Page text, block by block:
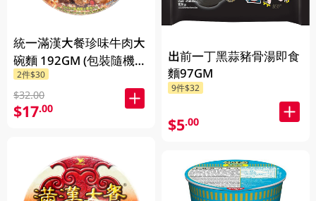
統一滿漢大餐珍味牛肉大
碗麵 192GM (包裝隨機發
放)
2件$30
$32.00
$17.00
出前一丁黑蒜豬骨湯即食
麵97GM
9件$32
$5.00